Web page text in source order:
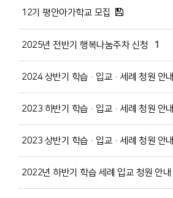
12기 평안아가학교 모집
2025년 전반기 행복나눔주차 신청 1
2024 상반기 학습·입교·세례 청원 안내
2023 하반기 학습·입교·세례 청원 안내
2023 상반기 학습·입교·세례 청원 안내
2022년 하반기 학습 세례 입교 청원 안내